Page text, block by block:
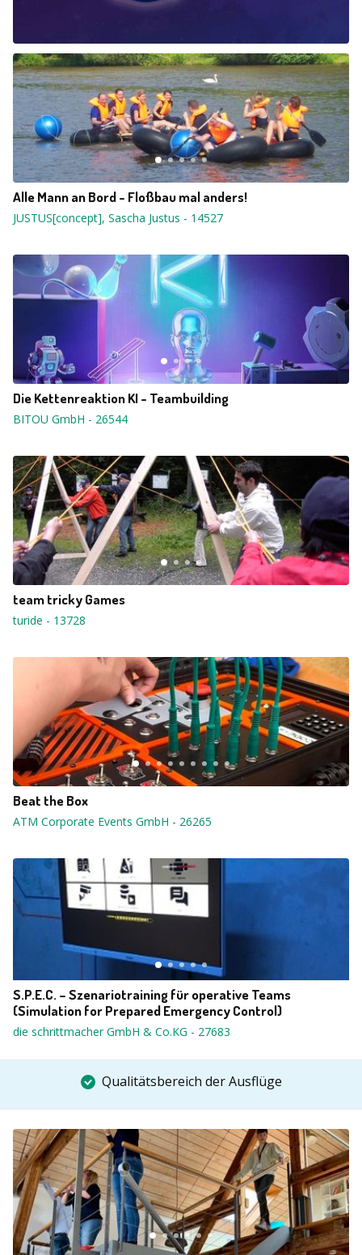
Alle Mann an Bord - Floßbau mal anders!
JUSTUS[concept], Sascha Justus - 14527
Die Kettenreaktion KI - Teambuilding
BITOU GmbH - 26544
team tricky Games
turide - 13728
Beat the Box
ATM Corporate Events GmbH - 26265
S.P.E.C. – Szenariotraining für operative Teams
(Simulation for Prepared Emergency Control)
die schrittmacher GmbH & Co.KG - 27683
Qualitätsbereich der Ausflüge